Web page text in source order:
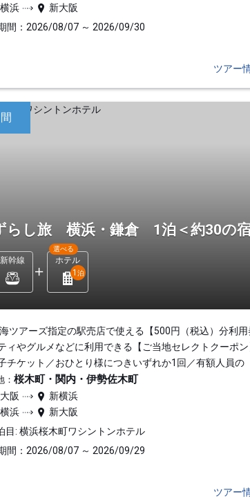
浜
新大阪
間：2026/08/07 ～ 2026/09/30
ツアー
らし旅 横浜・鎌倉 1泊＜約30の宿
新幹線 ホテル
選べる
1 泊
ツアーズ指定の駅売店で使える【500円（税込）分利
ィやグルメなどに利用できる【ご当地セレクトクーポン
チケット／おひとり様につきいずれか1回／有額人員の
： 桜木町・関内・伊勢佐木町
阪
新横浜
浜
新大阪
目: 横浜桜木町ワシントンホテル
間：2026/08/07 ～ 2026/09/29
ツアー